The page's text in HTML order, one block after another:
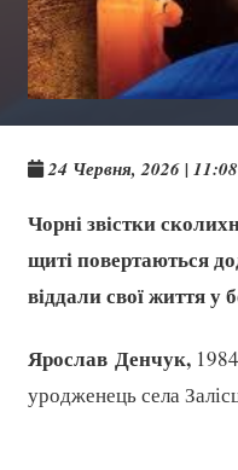
24 Червня, 2026 | 11:08
Чорні звістки
щиті повертаються
віддали свої життя у
Ярослав Денчук,
уродженець села